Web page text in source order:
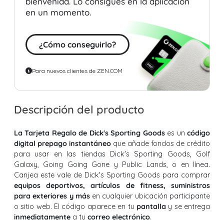
en un momento.
¿Cómo conseguirlo?
Para nuevos clientes de ZEN.COM
Descripción del producto
La Tarjeta Regalo de Dick's Sporting Goodses uncódigo
digital prepago instantáneo que añade fondos de crédito
para usar en las tiendas Dick's Sporting Goods, Golf
Galaxy, Going Going Gone y Public Lands, o en línea.
Canjea este vale de Dick's Sporting Goods para comprar
equipos deportivos, artículos de fitness, suministros
para exteriores y másen cualquier ubicación participante
o sitio web. El código aparece en tu pantallay se entrega
inmediatamente a tu correo electrónico.